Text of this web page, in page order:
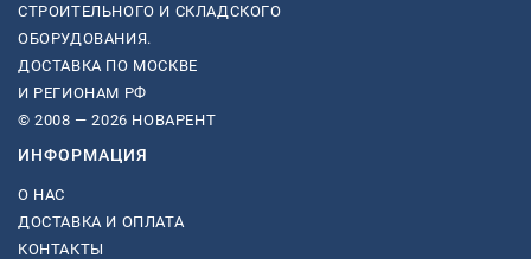
СТРОИТЕЛЬНОГО И СКЛАДСКОГО
ОБОРУДОВАНИЯ.
ДОСТАВКА ПО МОСКВЕ
И РЕГИОНАМ РФ
© 2008 — 2026 НОВАРЕНТ
ИНФОРМАЦИЯ
О НАС
ДОСТАВКА И ОПЛАТА
КОНТАКТЫ